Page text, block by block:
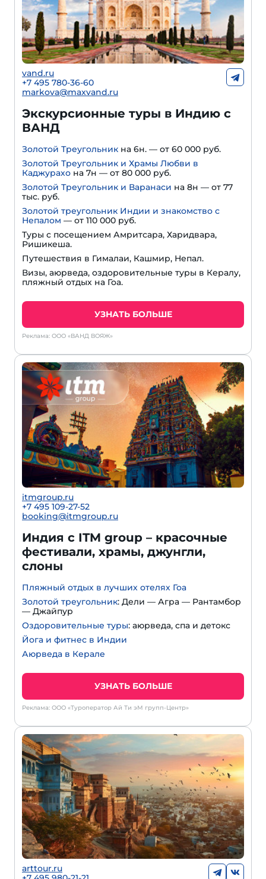
vand.ru
+7 495 780-36-60
markova@maxvand.ru
Экскурсионные туры в Индию с
ВАНД
Золотой Треугольник на 6н. — от 60 000 руб.
Золотой Треугольник и Храмы Любви в
Каджурахо на 7н — от 80 000 руб.
Золотой Треугольник и Варанаси на 8н — от 77
тыс. руб.
Золотой треугольник Индии и знакомство с
Непалом — от 110 000 руб.
Туры с посещением Амритсара, Харидвара,
Ришикеша.
Путешествия в Гималаи, Кашмир, Непал.
Визы, аюрведа, оздоровительные туры в Кералу,
пляжный отдых на Гоа.
УЗНАТЬ БОЛЬШЕ
Реклама: ООО «ВАНД ВОЯЖ»
itmgroup.ru
+7 495 109-27-52
booking@itmgroup.ru
Индия с ITM group – красочные
фестивали, храмы, джунгли,
слоны
Пляжный отдых в лучших отелях Гоа
Золотой треугольник: Дели — Агра — Рантамбор
— Джайпур
Оздоровительные туры: аюрведа, спа и детокс
Йога и фитнес в Индии
Аюрведа в Керале
УЗНАТЬ БОЛЬШЕ
Реклама: ООО «Туроператор Ай Ти эМ групп-Центр»
arttour.ru